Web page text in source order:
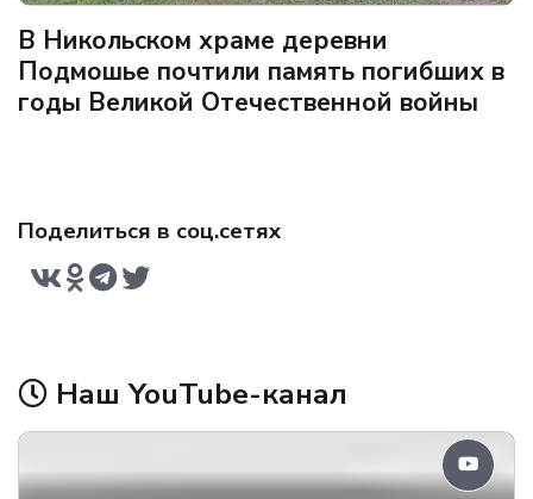
Поделиться в соц.сетях
В Никольском храме деревни
Подмошье почтили память погибших в
годы Великой Отечественной войны
Наш YouTube-канал